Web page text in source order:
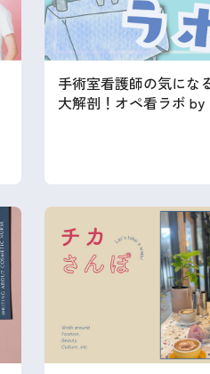
手術室看護師の気にな
大解剖！オペ看ラボ by